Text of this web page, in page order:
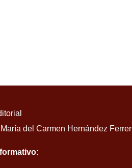
María del Carmen Hernández Ferrer